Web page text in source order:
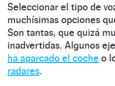
Seleccionar el tipo de
muchísimas opciones
Son tantas, que quizá
inadvertidas. Algunos
ha aparcado el coche o
radares.